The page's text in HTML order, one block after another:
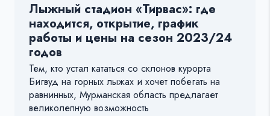
Лыжный стадион «Тирвас»: где
находится, открытие, график
работы и цены на сезон 2023/24
годов
Тем, кто устал кататься со склонов курорта
Бигвуд на горных лыжах и хочет побегать на
равнинных, Мурманская область предлагает
великолепную возможность